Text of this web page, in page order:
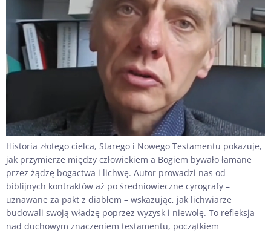
Historia złotego cielca, Starego i Nowego Testamentu pokazuje,
jak przymierze między człowiekiem a Bogiem bywało łamane
przez żądzę bogactwa i lichwę. Autor prowadzi nas od
biblijnych kontraktów aż po średniowieczne cyrografy –
uznawane za pakt z diabłem – wskazując, jak lichwiarze
budowali swoją władzę poprzez wyzysk i niewolę. To refleksja
nad duchowym znaczeniem testamentu, początkiem